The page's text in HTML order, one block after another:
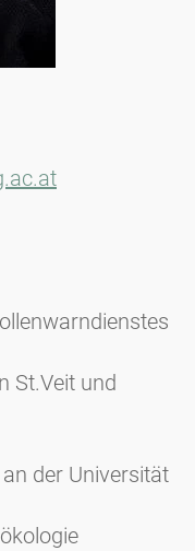
St.Veit und
der Universität